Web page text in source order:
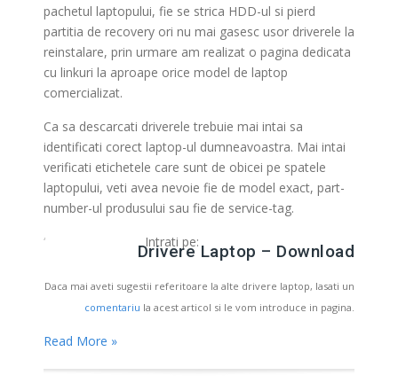
pachetul laptopului, fie se strica HDD-ul si pierd
partitia de recovery ori nu mai gasesc usor driverele la
reinstalare, prin urmare am realizat o pagina dedicata
cu linkuri la aproape orice model de laptop
comercializat.
Ca sa descarcati driverele trebuie mai intai sa
identificati corect laptop-ul dumneavoastra. Mai intai
verificati etichetele care sunt de obicei pe spatele
laptopului, veti avea nevoie fie de model exact, part-
number-ul produsului sau fie de service-tag.
‘ Intrati pe:Drivere Laptop – Download
Daca mai aveti sugestii referitoare la alte drivere laptop, lasati un
comentariu la acest articol si le vom introduce in pagina.
Read More »